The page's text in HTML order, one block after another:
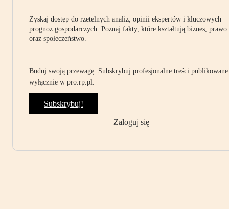
Zyskaj dostęp do rzetelnych analiz, opinii ekspertów i kluczowych
prognoz gospodarczych. Poznaj fakty, które kształtują biznes, prawo
oraz społeczeństwo.
Buduj swoją przewagę. Subskrybuj profesjonalne treści publikowane
wyłącznie w pro.rp.pl.
Subskrybuj!
Zaloguj się